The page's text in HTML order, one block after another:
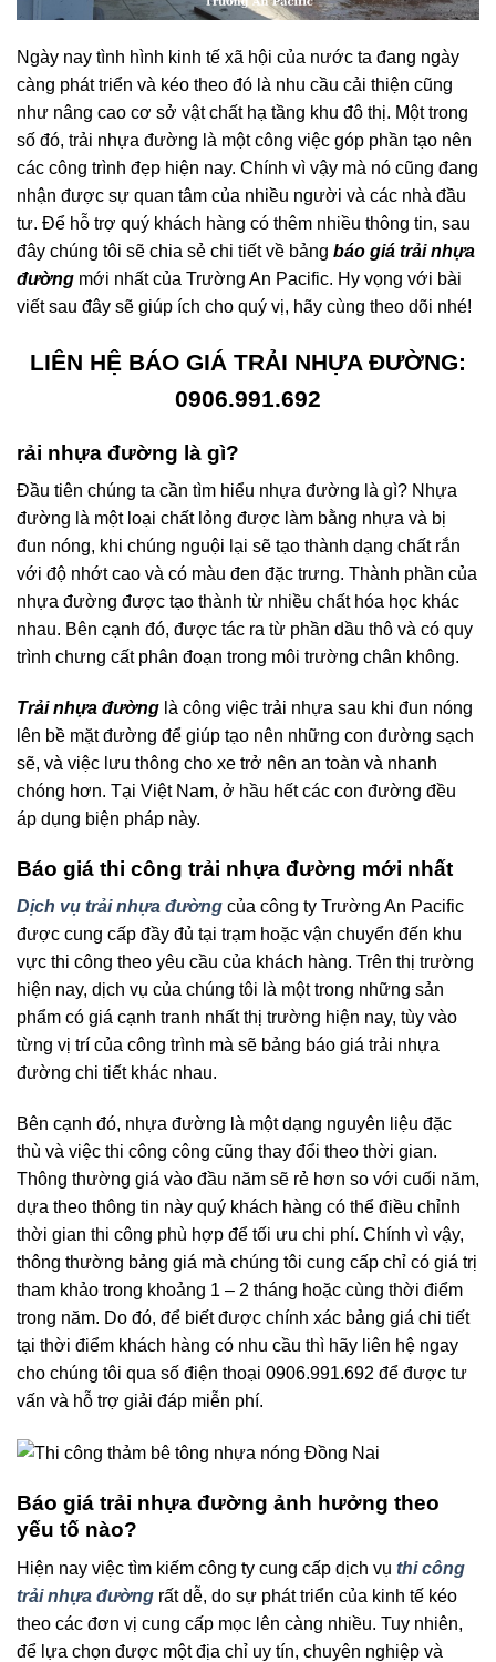
Ngày nay tình hình kinh tế xã hội của nước ta đang ngày
càng phát triển và kéo theo đó là nhu cầu cải thiện cũng
như nâng cao cơ sở vật chất hạ tầng khu đô thị. Một trong
số đó, trải nhựa đường là một công việc góp phần tạo nên
các công trình đẹp hiện nay. Chính vì vậy mà nó cũng đang
nhận được sự quan tâm của nhiều người và các nhà đầu
tư. Để hỗ trợ quý khách hàng có thêm nhiều thông tin, sau
đây chúng tôi sẽ chia sẻ chi tiết về bảng báo giá trải nhựa
đường mới nhất của Trường An Pacific. Hy vọng với bài
viết sau đây sẽ giúp ích cho quý vị, hãy cùng theo dõi nhé!
LIÊN HỆ BÁO GIÁ TRẢI NHỰA ĐƯỜNG:
0906.991.692
rải nhựa đường là gì?
Đầu tiên chúng ta cần tìm hiểu nhựa đường là gì? Nhựa
đường là một loại chất lỏng được làm bằng nhựa và bị
đun nóng, khi chúng nguội lại sẽ tạo thành dạng chất rắn
với độ nhớt cao và có màu đen đặc trưng. Thành phần của
nhựa đường được tạo thành từ nhiều chất hóa học khác
nhau. Bên cạnh đó, được tác ra từ phần dầu thô và có quy
trình chưng cất phân đoạn trong môi trường chân không.
Trải nhựa đường là công việc trải nhựa sau khi đun nóng
lên bề mặt đường để giúp tạo nên những con đường sạch
sẽ, và việc lưu thông cho xe trở nên an toàn và nhanh
chóng hơn. Tại Việt Nam, ở hầu hết các con đường đều
áp dụng biện pháp này.
Báo giá thi công trải nhựa đường mới nhất
Dịch vụ trải nhựa đường của công ty Trường An Pacific
được cung cấp đầy đủ tại trạm hoặc vận chuyển đến khu
vực thi công theo yêu cầu của khách hàng. Trên thị trường
hiện nay, dịch vụ của chúng tôi là một trong những sản
phẩm có giá cạnh tranh nhất thị trường hiện nay, tùy vào
từng vị trí của công trình mà sẽ bảng báo giá trải nhựa
đường chi tiết khác nhau.
Bên cạnh đó, nhựa đường là một dạng nguyên liệu đặc
thù và việc thi công công cũng thay đổi theo thời gian.
Thông thường giá vào đầu năm sẽ rẻ hơn so với cuối năm,
dựa theo thông tin này quý khách hàng có thể điều chỉnh
thời gian thi công phù hợp để tối ưu chi phí. Chính vì vậy,
thông thường bảng giá mà chúng tôi cung cấp chỉ có giá trị
tham khảo trong khoảng 1 – 2 tháng hoặc cùng thời điểm
trong năm. Do đó, để biết được chính xác bảng giá chi tiết
tại thời điểm khách hàng có nhu cầu thì hãy liên hệ ngay
cho chúng tôi qua số điện thoại 0906.991.692 để được tư
vấn và hỗ trợ giải đáp miễn phí.
Báo giá trải nhựa đường ảnh hưởng theo
yếu tố nào?
Hiện nay việc tìm kiếm công ty cung cấp dịch vụ thi công
trải nhựa đường rất dễ, do sự phát triển của kinh tế kéo
theo các đơn vị cung cấp mọc lên càng nhiều. Tuy nhiên,
để lựa chọn được một địa chỉ uy tín, chuyên nghiệp và